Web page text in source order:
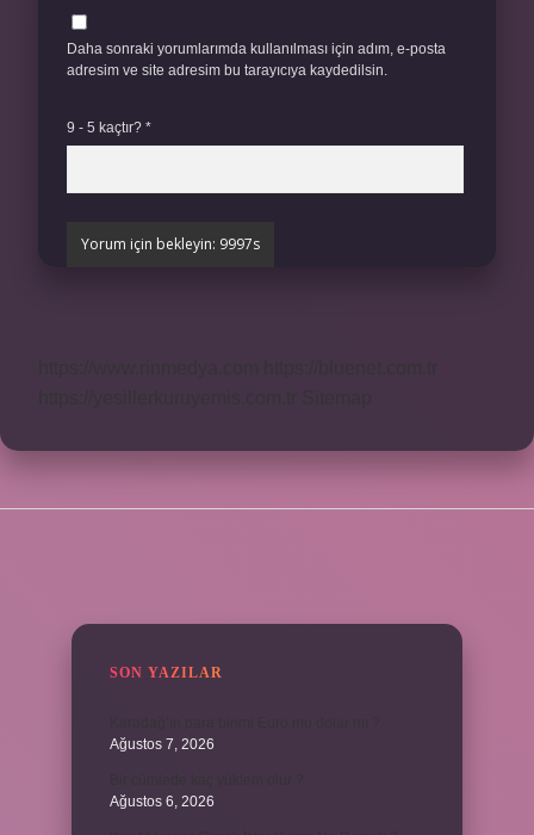
Daha sonraki yorumlarımda kullanılması için adım, e-posta
adresim ve site adresim bu tarayıcıya kaydedilsin.
9 - 5 kaçtır? *
SON YAZILAR
Ağustos 7, 2026
Ağustos 6, 2026